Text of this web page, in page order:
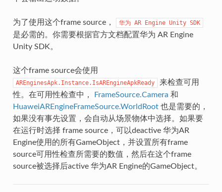
为了使用这个frame source， 华为 AR Engine Unity SDK
是必需的。你需要根据官方文档配置华为 AR Engine
Unity SDK。
这个frame source会使用
AREnginesApk.Instance.IsAREngineApkReady
来检查可用
性。在可用性检查中，
FrameSource.Camera 和
HuaweiAREngineFrameSource.WorldRoot也是需要的，
如果没有事先设置，会自动从场景物体中选择。如果要
在运行时选择 frame source，可以deactive 华为AR
Engine使用的所有GameObject，并设置所有frame
source可用性检查所需要的数值，然后在这个frame
source被选择后active 华为AR Engine的GameObject。